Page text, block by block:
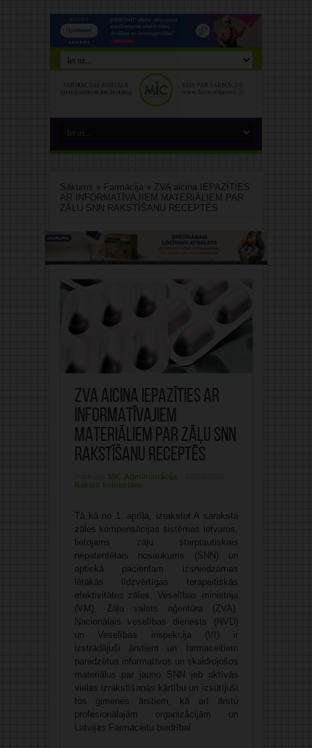
Sākums » Farmācija» ZVA aicina IEPAZĪTIES
AR INFORMATĪVAJIEM MATERIĀLIEM PAR
ZĀĻU SNN RAKSTĪŠANU RECEPTĒS
ZVA aicina IEPAZĪTIES AR
INFORMATĪVAJIEM
MATERIĀLIEM PAR ZĀĻU SNN
RAKSTĪŠANU RECEPTĒS
MIC Administrācija
Rakstīt komentāru
Tā kā no 1. aprīļa, izrakstot A saraksta
zāles kompensācijas sistēmas ietvaros,
lietojams zāļu starptautiskais
nepatentētais nosaukums (SNN) un
aptiekā pacientam izsniedzamas
lētākās līdzvērtīgas terapeitiskās
efektivitātes zāles, Veselības ministrija
(VM), Zāļu valsts aģentūra (ZVA),
Nacionālais veselības dienests (NVD)
un Veselības inspekcija (VI) ir
izstrādājuši ārstiem un farmaceitiem
paredzētus informatīvos un skaidrojošos
materiālus par jauno SNN jeb aktīvās
vielas izrakstīšanas kārtību un izsūtījuši
tos ģimenes ārstiem, kā arī ārstu
profesionālajām organizācijām un
Latvijas Farmaceitu biedrībai.